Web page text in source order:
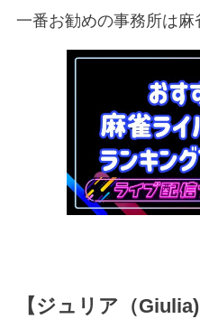
一番お勧めの事務所は麻
【ジュリア（